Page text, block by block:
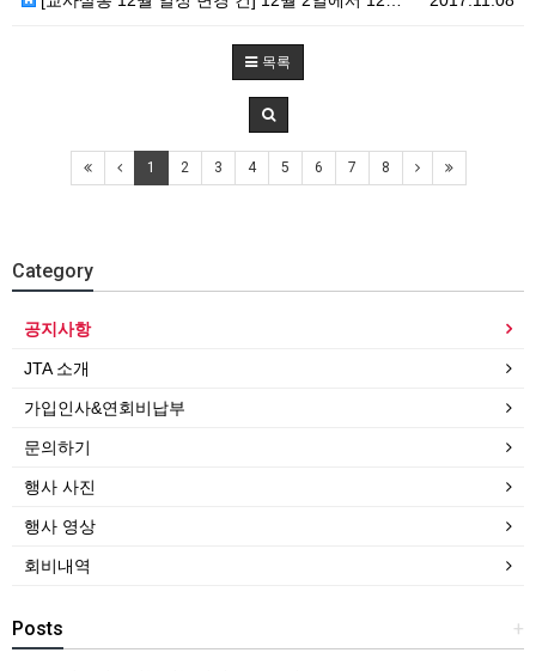
목록
1 2 3 4 5 6 7 8
Category
공지사항
JTA 소개
가입인사&연회비납부
문의하기
행사 사진
행사 영상
회비내역
+
Posts